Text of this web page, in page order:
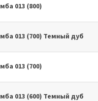
013 (800)
013 (700) Темный дуб
013 (700)
013 (600) Темный дуб